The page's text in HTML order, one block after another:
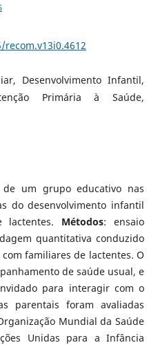
Desenvolvimento Infantil,
Primária à Saúde,
um grupo educativo nas
do desenvolvimento infantil
lactentes. Métodos: ensaio
quantitativa conduzido
familiares de lactentes. O
de saúde usual, e
para interagir com o
parentais foram avaliadas
Mundial da Saúde
Unidas para a Infância